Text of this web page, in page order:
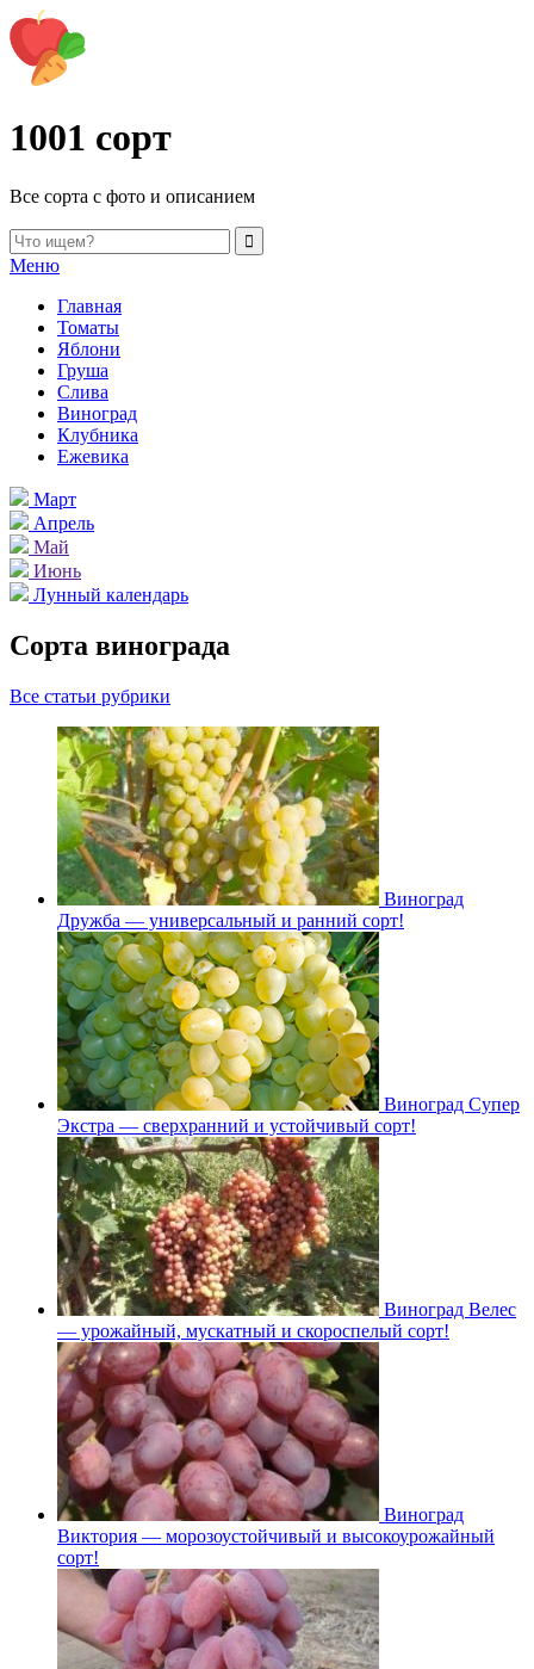
1001 сорт
Все сорта с фото и описанием
Меню
Главная
Томаты
Яблони
Груша
Слива
Виноград
Клубника
Ежевика
Март
Апрель
Май
Июнь
Лунный календарь
Сорта винограда
Все статьи рубрики
Виноград
Дружба — универсальный и ранний сорт!
Виноград Супер
Экстра — сверхранний и устойчивый сорт!
Виноград Велес
— урожайный, мускатный и скороспелый сорт!
Виноград
Виктория — морозоустойчивый и высокоурожайный
сорт!